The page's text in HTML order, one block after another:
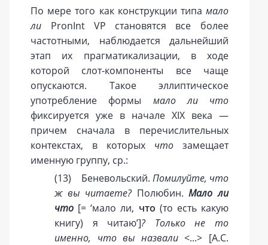
По мере того как конструкции типа мало
ли PronInt VP становятся все более
частотными, наблюдается дальнейший
этап их прагматикализации, в ходе
которой слот-компоненты все чаще
опускаются. Такое эллиптическое
употребление формы мало ли что
фиксируется уже в начале XIX века —
причем сначала в перечислительных
контекстах, в которых чтозамещает
именную группу, ср.:
(13) Беневольский. Помилуйте, что
ж вы читаете?Полюбин.Мало ли
что [= ‘мало ли, что (то есть какую
книгу) я читаю’]? Только не то
именно, что вы назвали <...> [А.С.